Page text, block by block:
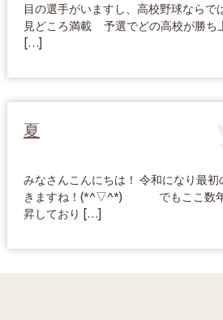
目の選手がいますし、高校野球ならで
見どころ満載 予選でどの高校が勝ち
[…]
夏
みなさんこんにちは！ 令和になり最
きますね！(*^▽^*) でもここ数年
昇しており […]